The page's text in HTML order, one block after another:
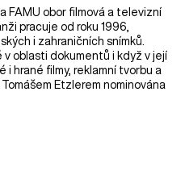
FAMU obor filmová a televizní
pracuje od roku 1996,
i zahraničních snímků.
oblasti dokumentů i když v její
hrané filmy, reklamní tvorbu a
Etzlerem nominována